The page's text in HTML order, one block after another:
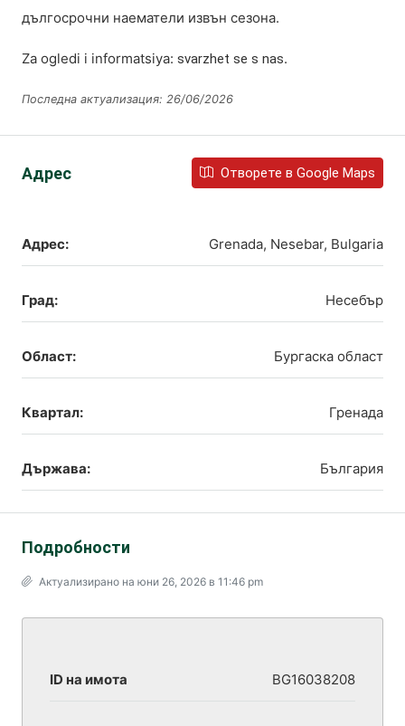
дългосрочни наематели извън сезона.
Za ogledi i informatsiya: svarzhet se s nas.
Последна актуализация: 26/06/2026
Адрес Отворете в Google Maps
Адрес: Grenada, Nesebar, Bulgaria
Град: Несебър
Област: Бургаска област
Квартал: Гренада
Държава: България
Подробности
Актуализирано на юни 26, 2026 в 11:46 pm
ID на имота BG16038208